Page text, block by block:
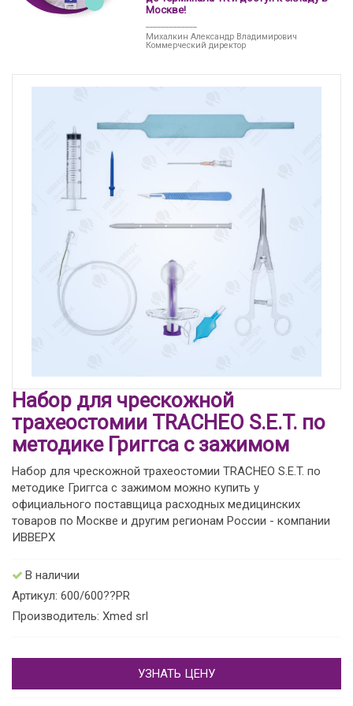
Москве!
Михалкин Александр Владимирович
Коммерческий директор
Набор для чрескожной
трахеостомии TRACHEO S.E.T. по
методике Григгса с зажимом
Набор для чрескожной трахеостомии TRACHEO S.E.T. по
методике Григгса с зажимом можно купить у
официального поставщица расходных медицинских
товаров по Москве и другим регионам России - компании
ИВВЕРХ
В наличии
Артикул: 600/600??PR
Производитель: Xmed srl
УЗНАТЬ ЦЕНУ